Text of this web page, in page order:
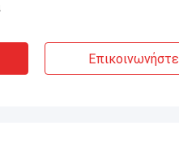
Επικοινωνήστε